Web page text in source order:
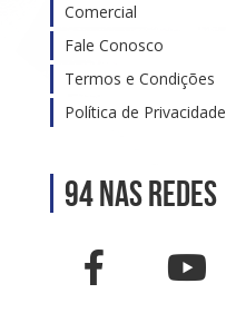
Comercial
Fale Conosco
Termos e Condições
Política de Privacidade
94 nas Redes